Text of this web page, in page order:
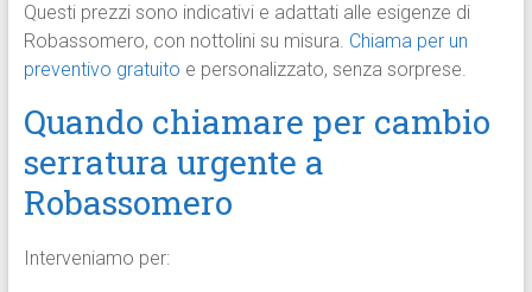
Questi prezzi sono indicativi e adattati alle esigenze di
Robassomero, con nottolini su misura. Chiama per un
preventivo gratuito e personalizzato, senza sorprese.
Quando chiamare per cambio
serratura urgente a
Robassomero
Interveniamo per: